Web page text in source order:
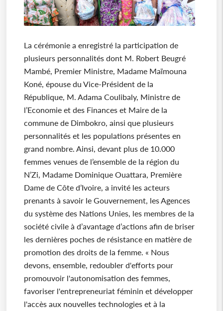
La cérémonie a enregistré la participation de
plusieurs personnalités dont M. Robert Beugré
Mambé, Premier Ministre, Madame Maïmouna
Koné, épouse du Vice-Président de la
République, M. Adama Coulibaly, Ministre de
l’Economie et des Finances et Maire de la
commune de Dimbokro, ainsi que plusieurs
personnalités et les populations présentes en
grand nombre. Ainsi, devant plus de 10.000
femmes venues de l’ensemble de la région du
N’Zi, Madame Dominique Ouattara, Première
Dame de Côte d’Ivoire, a invité les acteurs
prenants à savoir le Gouvernement, les Agences
du système des Nations Unies, les membres de la
société civile à d’avantage d’actions afin de briser
les dernières poches de résistance en matière de
promotion des droits de la femme. « Nous
devons, ensemble, redoubler d'efforts pour
promouvoir l'autonomisation des femmes,
favoriser l'entrepreneuriat féminin et développer
l'accès aux nouvelles technologies et à la